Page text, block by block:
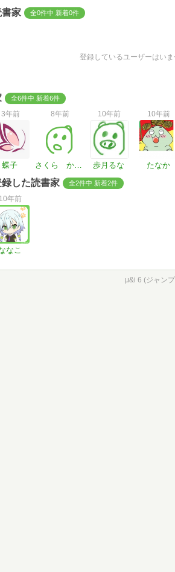
家 全0件中 新着0件
登録しているユーザーはいま
全6件中 新着6件
3年前
蝶子
8年前
さくら かぜゆき
10年前
歩月るな
10年前
たなか
した読書家 全2件中 新着2件
10年前
なこ
μ&i 6 (ジャン